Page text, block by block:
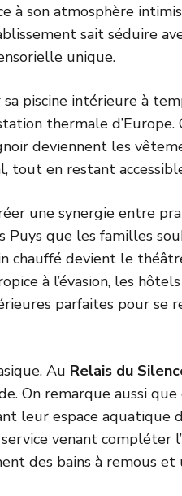
à son atmosphère
sait séduire
unique.
piscine intérieure à
thermale d’Europe.
deviennent les
tout en restant
une synergie entre
que les familles
chauffé devient le
à l’évasion, les
parfaites pour se
Au Relais du
On remarque aussi
espace aquatique
venant compléter
des bains à remous